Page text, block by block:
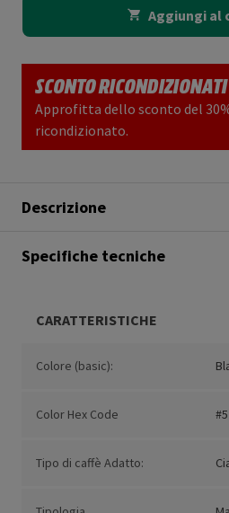
Aggiungi al
SCONTO RICONDIZIONATI
Approfitta dello sconto del
ricondizionato.
Descrizione
Specifiche tecniche
CARATTERISTICHE
Colore (basic):
Color Hex Code
Tipo di caffè Adatto: